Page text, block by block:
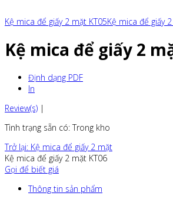
Kệ mica để giấy 2 mặt KT05Kệ mica để giấy
Kệ mica để giấy 2
Định dạng PDF
In
Review(s) |
Tình trạng sẵn có: Trong kho
Trở lại: Kệ mica để giấy 2 mặt
Kệ mica để giấy 2 mặt KT06
Gọi để biết giá
Thông tin sản phẩm